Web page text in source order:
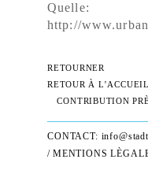
Quelle:
http://
RETOURNER
RETOUR À L’ACCUEIL
CONTRIBUTION
CONTACT:
/ MENTIONS